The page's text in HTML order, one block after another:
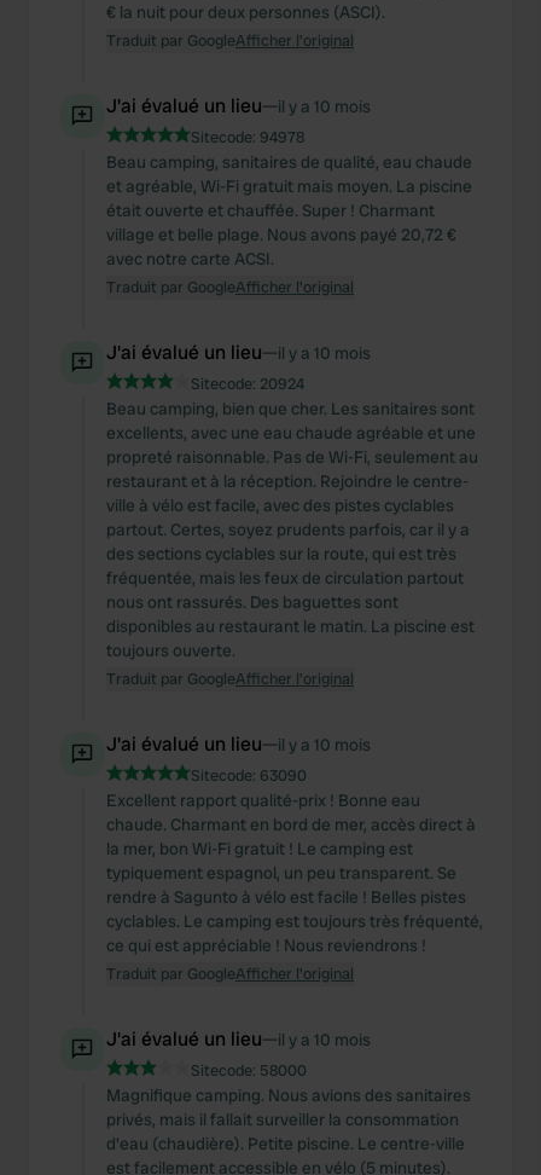
€ la nuit pour deux personnes (ASCI).
Traduit par GoogleAfficher l'original
J'ai évalué un lieu—il y a 10 mois
Sitecode: 94978
Beau camping, sanitaires de qualité, eau chaude
et agréable, Wi-Fi gratuit mais moyen. La piscine
était ouverte et chauffée. Super ! Charmant
village et belle plage. Nous avons payé 20,72 €
avec notre carte ACSI.
Traduit par GoogleAfficher l'original
J'ai évalué un lieu—il y a 10 mois
Sitecode: 20924
Beau camping, bien que cher. Les sanitaires sont
excellents, avec une eau chaude agréable et une
propreté raisonnable. Pas de Wi-Fi, seulement au
restaurant et à la réception. Rejoindre le centre-
ville à vélo est facile, avec des pistes cyclables
partout. Certes, soyez prudents parfois, car il y a
des sections cyclables sur la route, qui est très
fréquentée, mais les feux de circulation partout
nous ont rassurés. Des baguettes sont
disponibles au restaurant le matin. La piscine est
toujours ouverte.
Traduit par GoogleAfficher l'original
J'ai évalué un lieu—il y a 10 mois
Sitecode: 63090
Excellent rapport qualité-prix ! Bonne eau
chaude. Charmant en bord de mer, accès direct à
la mer, bon Wi-Fi gratuit ! Le camping est
typiquement espagnol, un peu transparent. Se
rendre à Sagunto à vélo est facile ! Belles pistes
cyclables. Le camping est toujours très fréquenté,
ce qui est appréciable ! Nous reviendrons !
Traduit par GoogleAfficher l'original
J'ai évalué un lieu—il y a 10 mois
Sitecode: 58000
Magnifique camping. Nous avions des sanitaires
privés, mais il fallait surveiller la consommation
d'eau (chaudière). Petite piscine. Le centre-ville
est facilement accessible en vélo (5 minutes).